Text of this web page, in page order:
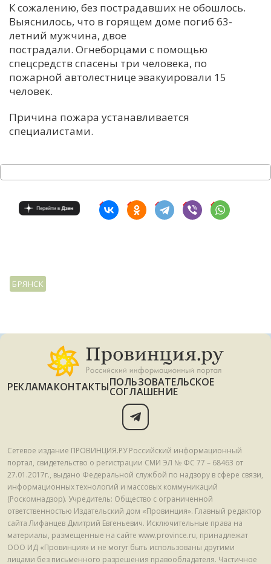
К сожалению, без пострадавших не обошлось.
Выяснилось, что в горящем доме погиб 63-
летний мужчина, двое
пострадали. Огнеборцами с помощью
спецсредств спасены три человека, по
пожарной автолестнице эвакуировали 15
человек.
Причина пожара устанавливается
специалистами.
БРЯНСК
РЕКЛАМАКОНТАКТЫПОЛЬЗОВАТЕЛЬСКОЕ
СОГЛАШЕНИЕ
Сетевое издание ПРОВИНЦИЯ.РУ Российский информационный
портал, свидетельство о регистрации СМИ ЭЛ № ФС 77 – 68463 от
27.01.2017г., выдано Федеральной службой по надзору в сфере связи,
информационных технологий и массовых коммуникаций
(Роскомнадзор). Учредитель: Общество с ограниченной
ответственностью Издательский дом «Провинция». Главный редактор
сайта Лифанцев Дмитрий Евгеньевич. Исключительные права на
материалы, размещенные на сайте www.province.ru, принадлежат
ООО ИД «Провинция» и не могут быть использованы другими
лицами без письменного разрешения правообладателя. Частичное